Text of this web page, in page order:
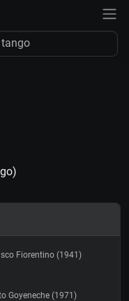
Fiorentino (1941)
Goyeneche (1971)